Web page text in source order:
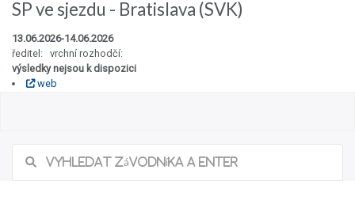
SP ve sjezdu - Bratislava (SVK)
13.06.2026-14.06.2026
ředitel: vrchní rozhodčí:
výsledky nejsou k dispozici
web